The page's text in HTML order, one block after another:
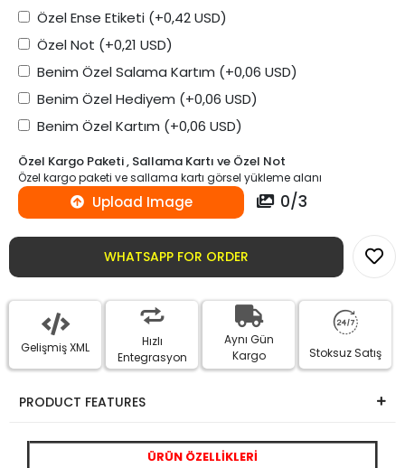
Özel Ense Etiketi (+0,42 USD)
Özel Not (+0,21 USD)
Benim Özel Salama Kartım (+0,06 USD)
Benim Özel Hediyem (+0,06 USD)
Benim Özel Kartım (+0,06 USD)
Özel Kargo Paketi , Sallama Kartı ve Özel Not
Özel kargo paketi ve sallama kartı görsel yükleme alanı
Upload Image 0/3
WHATSAPP FOR ORDER
Gelişmiş XML
Hızlı
Entegrasyon
Aynı Gün
Kargo
Stoksuz Satış
PRODUCT FEATURES
ÜRÜN ÖZELLİKLERİ